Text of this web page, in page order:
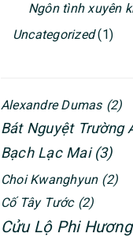
Ngôn tình xuyên
Uncategorized(1)
Alexandre Dumas (2)
Bát Nguyệt Trường
Bạch Lạc Mai (3)
Choi Kwanghyun (2)
Cố Tây Tước (2)
Cửu Lộ Phi Hương